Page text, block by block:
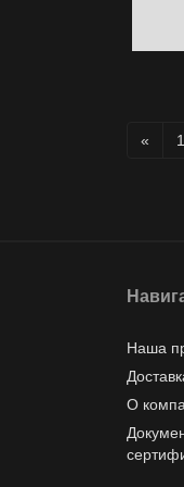
« 1
Наша
О